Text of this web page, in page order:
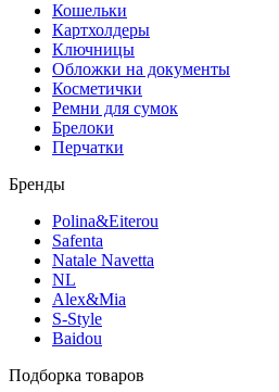
Кошельки
Картхолдеры
Ключницы
Обложки на документы
Косметички
Ремни для сумок
Брелоки
Перчатки
Бренды
Polina&Eiterou
Safenta
Natale Navetta
NL
Alex&Mia
S-Style
Baidou
Подборка товаров